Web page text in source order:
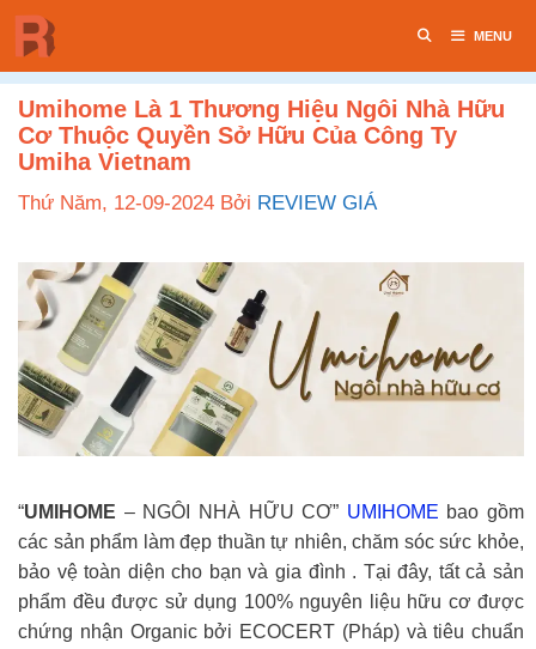
Chuyển
đến
nội
dung
MENU
Umihome Là 1 Thương Hiệu Ngôi Nhà Hữu
Cơ Thuộc Quyền Sở Hữu Của Công Ty
Umiha Vietnam
Thứ Năm, 12-09-2024 Bởi REVIEW GIÁ
“UMIHOME – NGÔI NHÀ HỮU CƠ” UMIHOME bao gồm
các sản phẩm làm đẹp thuần tự nhiên, chăm sóc sức khỏe,
bảo vệ toàn diện cho bạn và gia đình . Tại đây, tất cả sản
phẩm đều được sử dụng 100% nguyên liệu hữu cơ được
chứng nhận Organic bởi ECOCERT (Pháp) và tiêu chuẩn